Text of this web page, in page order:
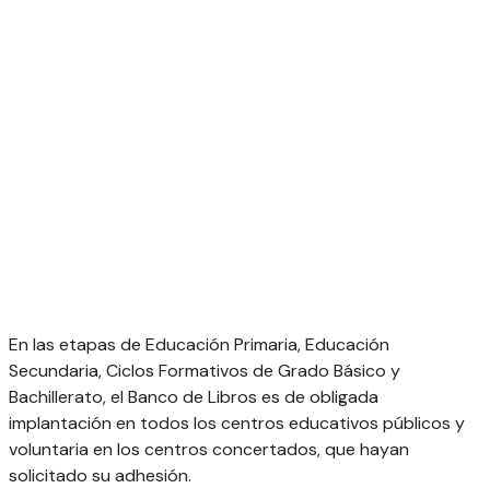
En las etapas de Educación Primaria, Educación
Secundaria, Ciclos Formativos de Grado Básico y
Bachillerato, el Banco de Libros es de obligada
implantación en todos los centros educativos públicos y
voluntaria en los centros concertados, que hayan
solicitado su adhesión.